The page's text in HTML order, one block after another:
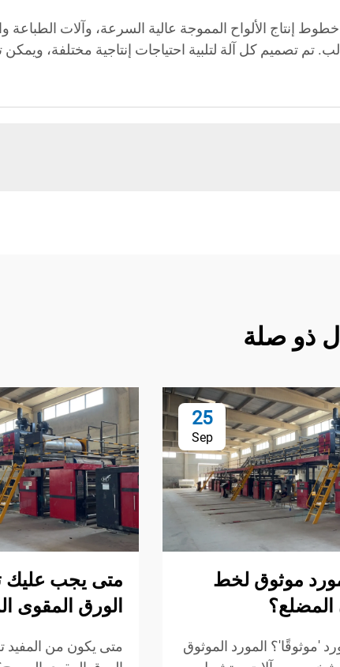
إنتاج الألواح المموجة عالية السرعة، وآلات الطباعة
تم تصميم كل آلة لتلبية احتياجات إنتاجية مختلفة،
ذو صلة
25
Sep
مورد موثوق لخط
المضلع؟
'موثوقًا'؟ المورد الموثوق
متى يجب عليك
الورق المقوى
متى يكون من المفيد